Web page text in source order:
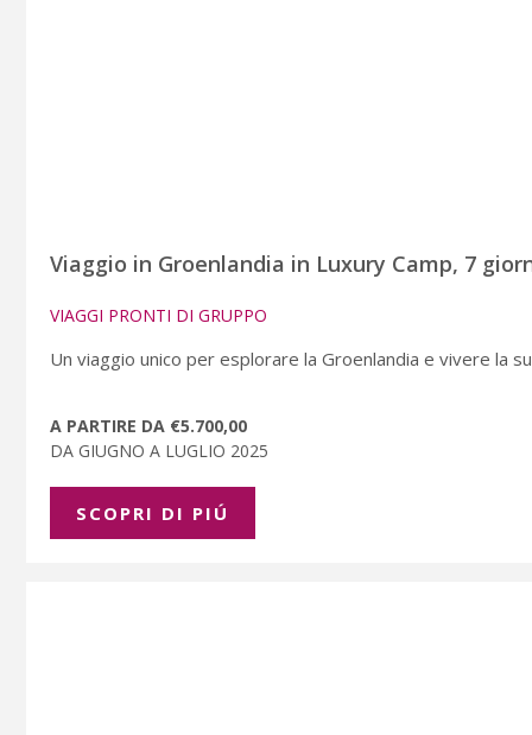
Viaggio in Groenlandia in Luxury Camp, 7
VIAGGI PRONTI DI GRUPPO
Un viaggio unico per esplorare la Groenlandia e vivere la
A PARTIRE DA €5.700,00
DA GIUGNO A LUGLIO 2025
SCOPRI DI PIÚ